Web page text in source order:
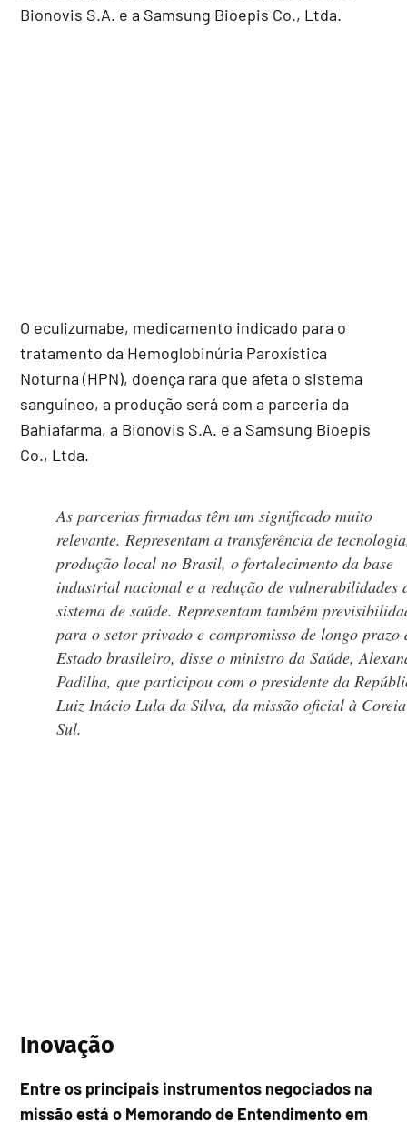
Bionovis S.A. e a Samsung Bioepis Co., Ltda.
O eculizumabe, medicamento indicado para o
tratamento da Hemoglobinúria Paroxística
Noturna (HPN), doença rara que afeta o sistema
sanguíneo, a produção será com a parceria da
Bahiafarma, a Bionovis S.A. e a Samsung Bioepis
Co., Ltda.
As parcerias firmadas têm um significado muito
relevante. Representam a transferência de
produção local no Brasil, o fortalecimento da base
industrial nacional e a redução de vulnerabilidades
sistema de saúde. Representam também
para o setor privado e compromisso de longo prazo
Estado brasileiro, disse o ministro da Saúde,
Padilha, que participou com o presidente da
Luiz Inácio Lula da Silva, da missão oficial à
Sul.
Inovação
Entre os principais instrumentos negociados na
missão está o Memorando de Entendimento em